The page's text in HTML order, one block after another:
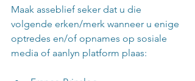
Maak asseblief seker dat u die
volgende erken/merk wanneer u enige
optredes en/of opnames op sosiale
media of aanlyn platform plaas: